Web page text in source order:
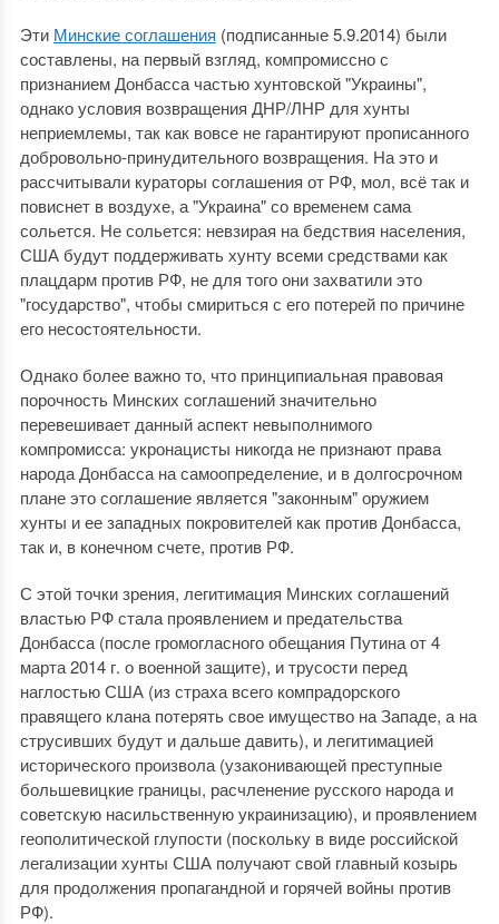
Эти Минские соглашения (подписанные 5.9.2014) были
составлены, на первый взгляд, компромиссно с
признанием Донбасса частью хунтовской "Украины",
однако условия возвращения ДНР/ЛНР для хунты
неприемлемы, так как вовсе не гарантируют прописанного
добровольно-принудительного возвращения. На это и
рассчитывали кураторы соглашения от РФ, мол, всё так и
повиснет в воздухе, а "Украина" со временем сама
сольется. Не сольется: невзирая на бедствия населения,
США будут поддерживать хунту всеми средствами как
плацдарм против РФ, не для того они захватили это
"государство", чтобы смириться с его потерей по причине
его несостоятельности.
Однако более важно то, что принципиальная правовая
порочность Минских соглашений значительно
перевешивает данный аспект невыполнимого
компромисса: укронацисты никогда не признают права
народа Донбасса на самоопределение, и в долгосрочном
плане это соглашение является "законным" оружием
хунты и ее западных покровителей как против Донбасса,
так и, в конечном счете, против РФ.
С этой точки зрения, легитимация Минских соглашений
властью РФ стала проявлением и предательства
Донбасса (после громогласного обещания Путина от 4
марта 2014 г. о военной защите), и трусости перед
наглостью США (из страха всего компрадорского
правящего клана потерять свое имущество на Западе, а на
струсивших будут и дальше давить), и легитимацией
исторического произвола (узаконивающей преступные
большевицкие границы, расчленение русского народа и
советскую насильственную украинизацию), и проявлением
геополитической глупости (поскольку в виде российской
легализации хунты США получают свой главный козырь
для продолжения пропагандной и горячей войны против
РФ).